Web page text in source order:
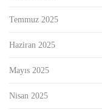
Temmuz 2025
Haziran 2025
Mayıs 2025
Nisan 2025